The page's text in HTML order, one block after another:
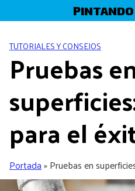
to
TUTORIALES Y CONSEJOS
Pruebas
para el
Portada»Pruebas en